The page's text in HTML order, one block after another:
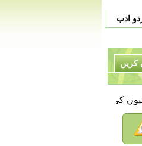
ادب
کریں
کی وطن واپسی کیلئے بورڈنگ